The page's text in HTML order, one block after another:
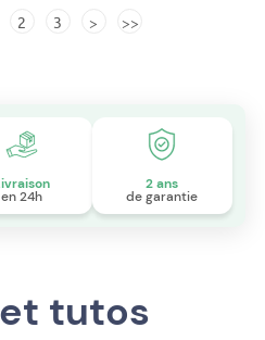
2 3 > >>
en 24h
2 ans
de garantie
tutos